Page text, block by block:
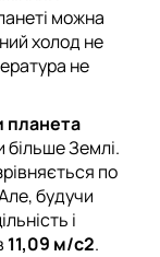
можна
холод не
не
планета
більше Землі.
по
будучи
і
11,09 м/с2.